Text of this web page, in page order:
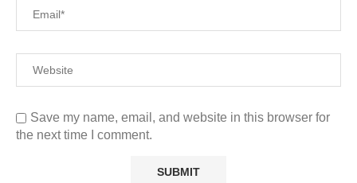
Save my name, email, and website in this browser for
the next time I comment.